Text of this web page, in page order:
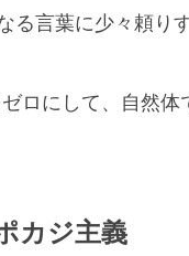
る言葉に少々頼り
ロにして、自然体
カジ主義